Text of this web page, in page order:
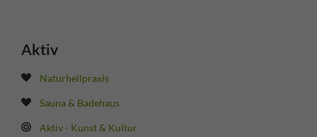
Aktiv
Naturheilpraxis
Sauna & Badehaus
Aktiv - Kunst & Kultur